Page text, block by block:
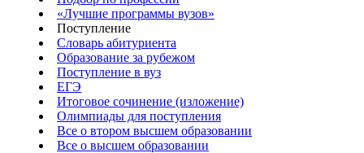
«Лучшие программы вузов»
Поступление
Словарь абитуриента
Образование за рубежом
Поступление в вуз
ЕГЭ
Итоговое сочинение (изложение)
Олимпиады для поступления
Все о втором высшем образовании
Все о высшем образовании